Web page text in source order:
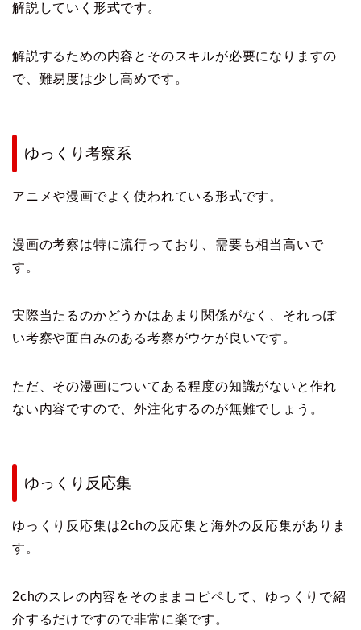
解説していく形式です。
解説するための内容とそのスキルが必要になりますの
で、難易度は少し高めです。
ゆっくり考察系
アニメや漫画でよく使われている形式です。
漫画の考察は特に流行っており、需要も相当高いで
す。
実際当たるのかどうかはあまり関係がなく、それっぽ
い考察や面白みのある考察がウケが良いです。
ただ、その漫画についてある程度の知識がないと作れ
ない内容ですので、外注化するのが無難でしょう。
ゆっくり反応集
ゆっくり反応集は2chの反応集と海外の反応集がありま
す。
2chのスレの内容をそのままコピペして、ゆっくりで紹
介するだけですので非常に楽です。